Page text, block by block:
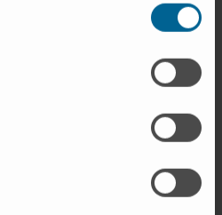
precursores
grasos,
de células ya existentes.